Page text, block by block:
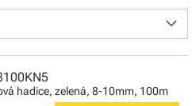
keyboard_arrow_down
hadice, zelená, 8-10mm, 100m